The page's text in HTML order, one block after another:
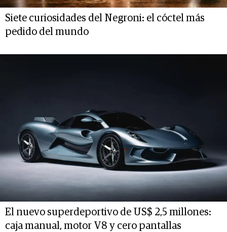
Siete curiosidades del Negroni: el cóctel más
pedido del mundo
El nuevo superdeportivo de US$ 2,5 millones:
caja manual, motor V8 y cero pantallas